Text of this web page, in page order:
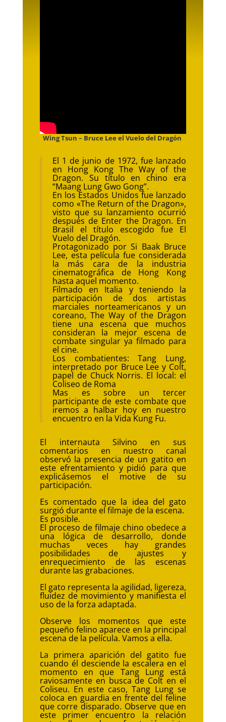
Wing Tsun – Bruce Lee el Vuelo del Dragón
El 1 de junio de 1972, fue lanzado
en Hong Kong The Way of the
Dragon. Su título en chino era
“Maang Lung Gwo Gong”.
En los Estados Unidos fue lanzado
como «The Return of the Dragon»,
visto que su lanzamiento ocurrió
después de Enter the Dragon. En
Brasil el título escogido fue El
Vuelo del Dragón.
Protagonizado por Si Baak Bruce
Lee, esta película fue considerada
la más cara de la industria
cinematográfica de Hong Kong
hasta aquel momento.
Filmado en Italia y teniendo la
participación de dos artistas
marciales norteamericanos y un
coreano, The Way of the Dragon
tiene una escena que muchos
consideran la mejor escena de
combate singular ya filmado para
el cine.
Los combatientes: Tang Lung,
interpretado por Bruce Lee y Colt,
papel de Chuck Norris. El local: el
Coliseo de Roma
Mas es sobre un tercer
participante de este combate que
iremos a halbar hoy en nuestro
encuentro en la Vida Kung Fu.
El internauta Silvino en sus
comentarios en nuestro canal
observó la presencia de un gatito en
este efrentamiento y pidió para que
explicásemos el motive de su
participación.
Es comentado que la idea del gato
surgió durante el filmaje de la escena.
Es posible.
El proceso de filmaje chino obedece a
una lógica de desarrollo, donde
muchas veces hay grandes
posibilidades de ajustes y
enrequecimiento de las escenas
durante las grabaciones.
El gato representa la agilidad, ligereza,
fluidez de movimiento y manifiesta el
uso de la forza adaptada.
Observe los momentos que este
pequeño felino aparece en la principal
escena de la película. Vamos a ella.
La primera aparición del gatito fue
cuando él desciende la escalera en el
momento en que Tang Lung está
raviosamente en busca de Colt en el
Coliseu. En este caso, Tang Lung se
coloca en guardia en frente del feline
que corre disparado. Observe que en
este primer encuentro la relación